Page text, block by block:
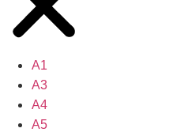
A1
A3
A4
A5